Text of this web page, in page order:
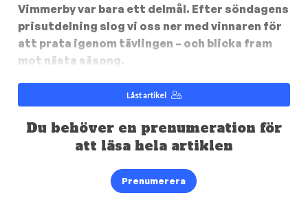
Vimmerby var bara ett delmål. Efter söndagens
prisutdelning slog vi oss ner med vinnaren för
att prata igenom tävlingen – och blicka fram
mot nästa säsong.
Låst artikel
Du behöver en prenumeration för
att läsa hela artiklen
Prenumerera